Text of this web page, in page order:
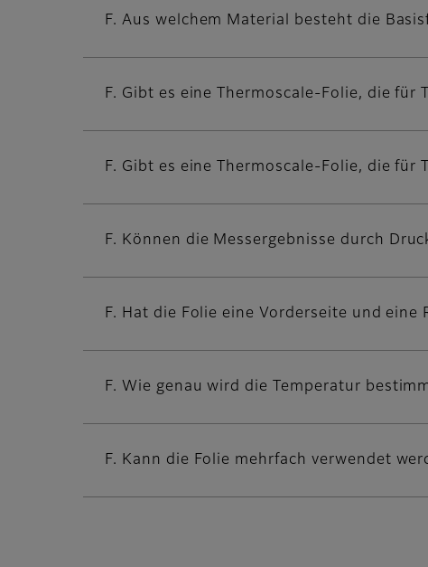
F. Aus welchem Material besteht die
F. Gibt es eine Thermoscale-Folie, die für
F. Gibt es eine Thermoscale-Folie, die für
F. Können die Messergebnisse durch
F. Hat die Folie eine Vorderseite und eine
F. Wie genau wird die Temperatur
F. Kann die Folie mehrfach verwendet